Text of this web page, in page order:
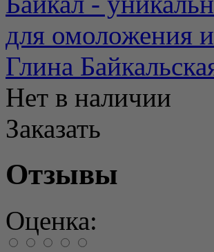
для омоложения
Глина
Нет в наличии
Заказать
Отзывы
Оценка: